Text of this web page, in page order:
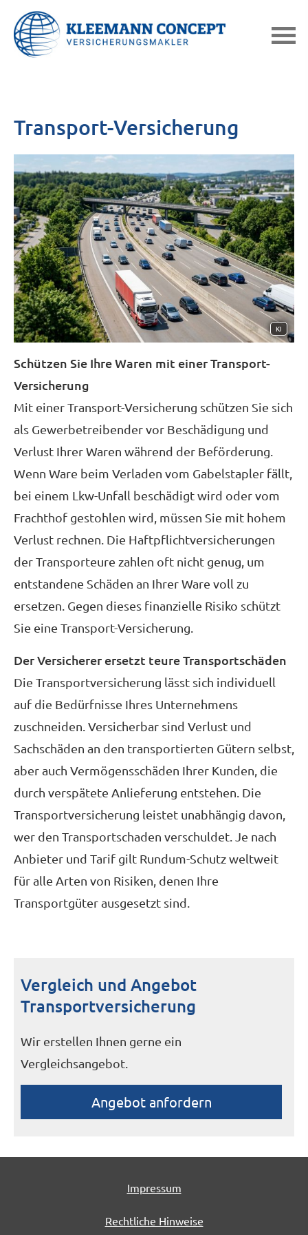
Transport-Versicherung
KI
Schützen Sie Ihre Waren mit einer Transport-
Versicherung
Mit einer Transport-Versicherung schützen Sie sich
als Gewerbetreibender vor Beschädigung und
Verlust Ihrer Waren während der Beförderung.
Wenn Ware beim Verladen vom Gabelstapler fällt,
bei einem Lkw-Unfall beschädigt wird oder vom
Frachthof gestohlen wird, müssen Sie mit hohem
Verlust rechnen. Die Haft­pflichtversicherungen
der Transporteure zahlen oft nicht genug, um
entstandene Schäden an Ihrer Ware voll zu
ersetzen. Gegen dieses finanzielle Risiko schützt
Sie eine Transport-Versicherung.
Der Versicherer ersetzt teure Transportschäden
Die Transportversicherung lässt sich individuell
auf die Bedürfnisse Ihres Unternehmens
zuschneiden. Versicherbar sind Verlust und
Sachschäden an den transportierten Gütern selbst,
aber auch Vermögensschäden Ihrer Kunden, die
durch verspätete Anlieferung entstehen. Die
Transportversicherung leistet unabhängig davon,
wer den Transportschaden verschuldet. Je nach
Anbieter und Tarif gilt Rundum-Schutz weltweit
für alle Arten von Risiken, denen Ihre
Transportgüter ausgesetzt sind.
Vergleich und Angebot
Transportversicherung
Wir erstellen Ihnen gerne ein
Vergleichsangebot.
An­ge­bot an­for­dern
Impressum
Rechtliche Hinweise